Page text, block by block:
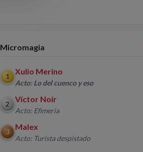
Micromagia
1
Xulio Merino
Acto: Lo del cuenco y eso
2
Víctor Noir
Acto: Efimeria
3
Malex
Acto: Turista despistado